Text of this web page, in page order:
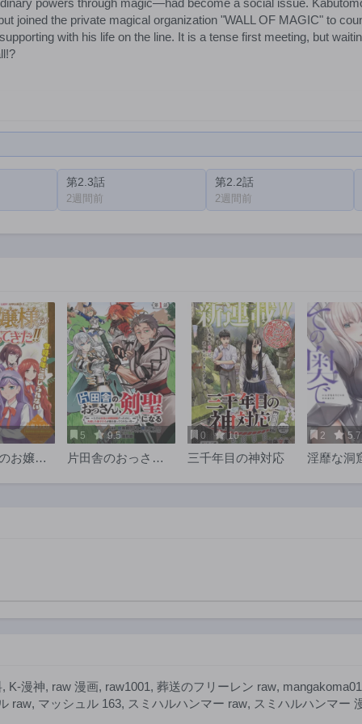
powers through magic—had become a social issue.
joined the private magical organization "WALL OF MAGIC" to
with his life on the line. It is a tense first meeting, but
第2.3話
2週間前
第2.2話
2週間前
お嬢様
5 9.5
片田舎のおっさ
0 10
三千年目の神対応
2 5.7
淫靡な洞
, K-漫神, raw 漫画, raw1001, 葬送のフリーレン raw, mangakoma01
raw, マッシュル 163, スミハルハンマー raw, スミハルハンマー